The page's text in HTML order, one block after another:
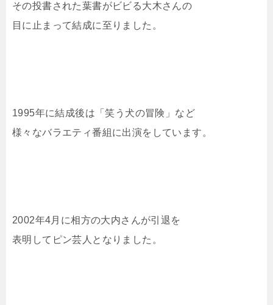
その投書された葉書がビビる大木さんの
目に止まって結成に至りました。
1995年に結成後は「笑う犬の冒険」など
様々なバラエティ番組に出演をしています。
2002年4月に相方の大内さんが引退を
表明してピン芸人となりました。